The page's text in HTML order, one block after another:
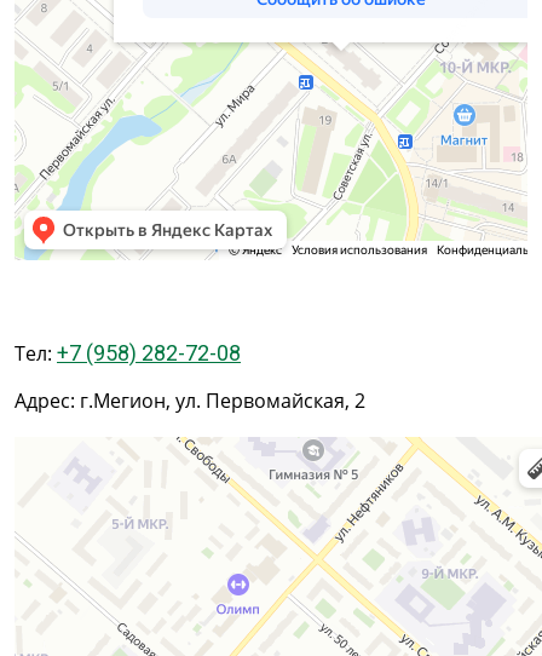
Тел: +7 (958) 282-72-08
Адрес: г.Мегион, ул. Первомайская, 2